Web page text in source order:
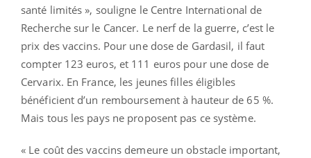
santé limités », souligne le Centre International de
Recherche sur le Cancer. Le nerf de la guerre, c’est le
prix des vaccins. Pour une dose de Gardasil, il faut
compter 123 euros, et 111 euros pour une dose de
Cervarix. En France, les jeunes filles éligibles
bénéficient d’un remboursement à hauteur de 65 %.
Mais tous les pays ne proposent pas ce système.
« Le coût des vaccins demeure un obstacle important,